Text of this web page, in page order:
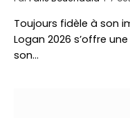
Toujours fidèle à son
Logan 2026 s’offre
son…